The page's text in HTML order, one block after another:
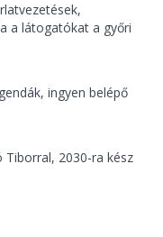
a látogatókat a győri
ingyen belépő
Tiborral, 2030-ra kész